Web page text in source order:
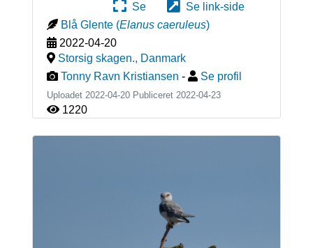
Se
Se link-side
Blå Glente (Elanus caeruleus)
2022-04-20
Storsig skagen., Danmark
Tonny Ravn Kristiansen - Se profil
Uploadet 2022-04-20 Publiceret 2022-04-23
1220